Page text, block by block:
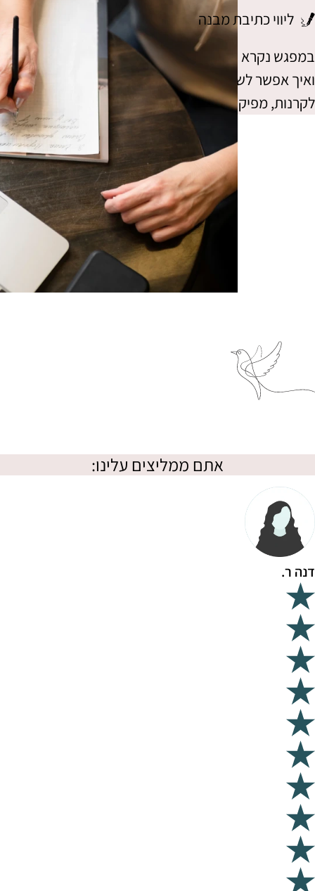
ליווי כתיבת מבנה
במפגש נקרא יחד את שכתבת, נאתר מה עובד ומה פחות
ואיך אפשר לשפר את המסמך כך שניתן יהיה להגיש אותו
לקרנות, מפיקים או משקיעים.
אתם ממליצים עלינו:
דנה ר.